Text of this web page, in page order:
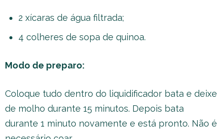
2 xícaras de água filtrada;
4 colheres de sopa de quinoa.
Modo de preparo:
Coloque tudo dentro do liquidificador bata e deixe
de molho durante 15 minutos. Depois bata
durante 1 minuto novamente e está pronto. Não é